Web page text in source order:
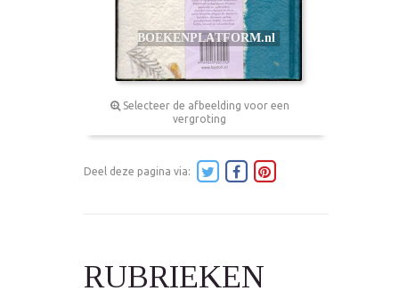
Selecteer de afbeelding voor een
vergroting
Deel deze pagina via:
RUBRIEKEN